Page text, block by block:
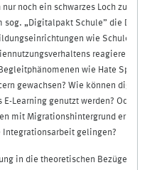
noch ein schwarzes Loch zu
sog. „Digitalpakt Schule” die
wie Schulen
reagieren?
wie Hate Speech,
gewachsen? Wie können
Learning genutzt werden? Oder
mit Migrationshintergrund erreicht
gelingen?
in die theoretischen Bezüge und